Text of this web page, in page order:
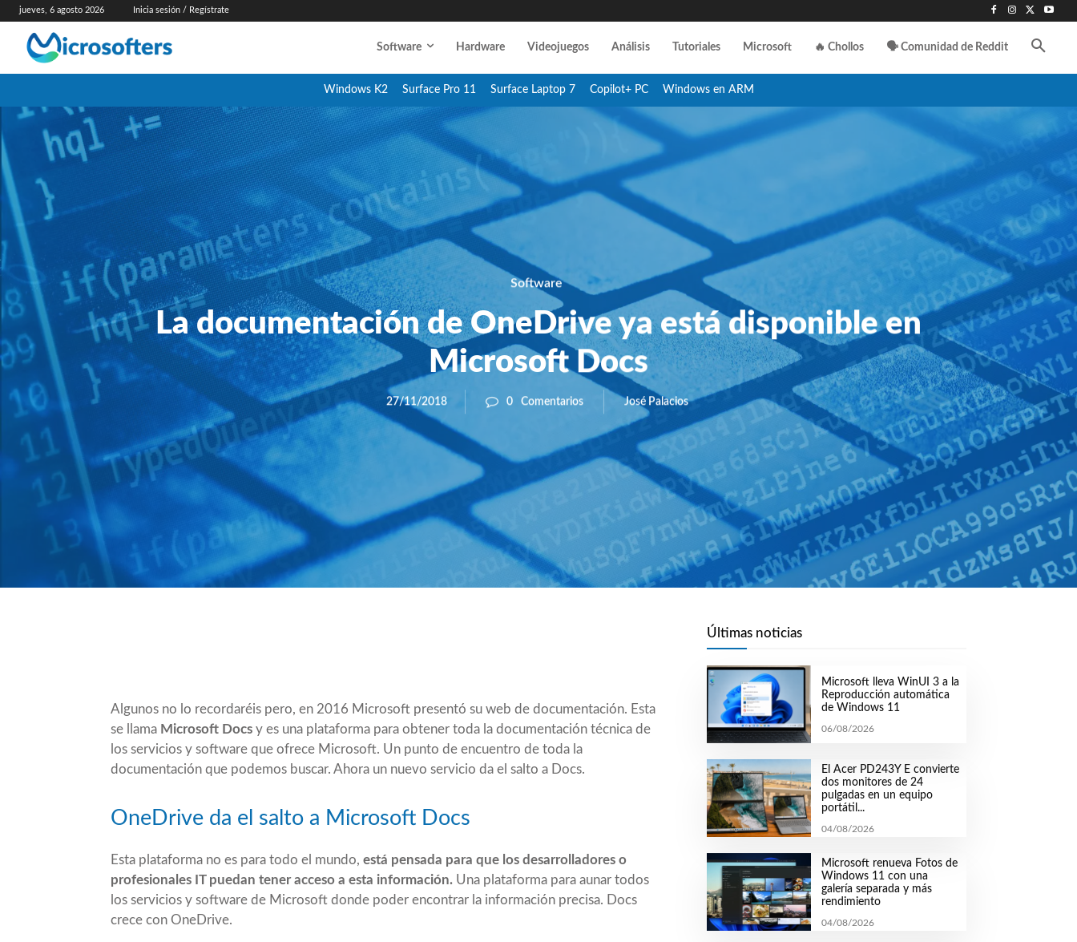
jueves, 6 agosto 2026 Inicia sesión / Regístrate
Software Hardware Videojuegos Análisis Tutoriales Microsoft 🔥 Chollos 🗣️ Comunidad de Reddit
Windows K2 Surface Pro 11 Surface Laptop 7 Copilot+ PC Windows en ARM
Software
La documentación de OneDrive ya está disponible en
Microsoft Docs
27/11/2018 0 Comentarios José Palacios
Algunos no lo recordaréis pero, en 2016 Microsoft presentó su web de documentación. Esta
se llama Microsoft Docs y es una plataforma para obtener toda la documentación técnica de
los servicios y software que ofrece Microsoft. Un punto de encuentro de toda la
documentación que podemos buscar. Ahora un nuevo servicio da el salto a Docs.
OneDrive da el salto a Microsoft Docs
Esta plataforma no es para todo el mundo, está pensada para que los desarrolladores o
profesionales IT puedan tener acceso a esta información. Una plataforma para aunar todos
los servicios y software de Microsoft donde poder encontrar la información precisa. Docs
crece con OneDrive.
Últimas noticias
Microsoft lleva WinUI 3 a la
Reproducción automática
de Windows 11
06/08/2026
El Acer PD243Y E convierte
dos monitores de 24
pulgadas en un equipo
portátil...
04/08/2026
Microsoft renueva Fotos de
Windows 11 con una
galería separada y más
rendimiento
04/08/2026